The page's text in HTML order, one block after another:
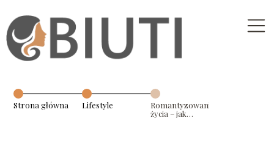
Strona główna Lifestyle
Romantyzowanie
życia – jak